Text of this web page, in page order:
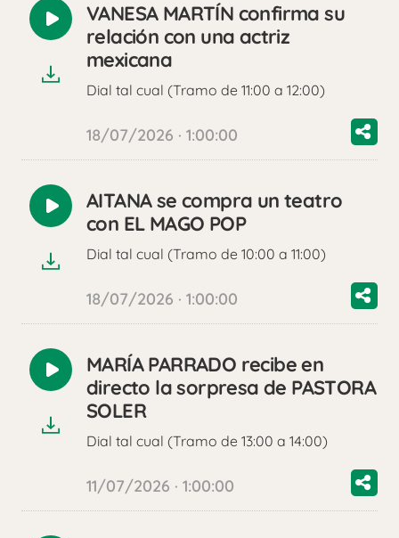
Reproducir
audio
VANESA MARTÍN confirma su
relación con una actriz
mexicana
Dial tal cual (Tramo de 11:00 a 12:00)
18/07/2026 · 1:00:00
Reproducir
audio
AITANA se compra un teatro
con EL MAGO POP
Dial tal cual (Tramo de 10:00 a 11:00)
18/07/2026 · 1:00:00
Reproducir
audio
MARÍA PARRADO recibe en
directo la sorpresa de PASTORA
SOLER
Dial tal cual (Tramo de 13:00 a 14:00)
11/07/2026 · 1:00:00